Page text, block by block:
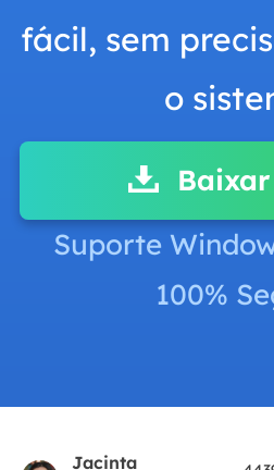
fácil, sem
o
Suporte
100%
Jacinta